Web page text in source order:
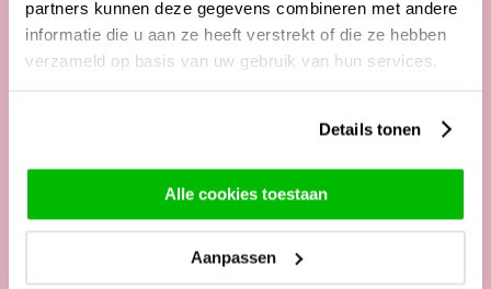
partners kunnen deze gegevens combineren met andere
informatie die u aan ze heeft verstrekt of die ze hebben
verzameld op basis van uw gebruik van hun services.
Details tonen
Alle cookies toestaan
Aanpassen
Telefonisch van ma. t/m vrij. van
09:00 - 12:00 uur
13:00 - 17:00 uur
Tel:+31 85 822 5435
service@surprose.nl